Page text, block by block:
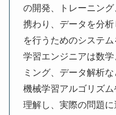
の開発、トレーニン
携わり、データを分
を行うためのシステ
学習エンジニアは数
ミング、データ解析な
機械学習アルゴリズ
理解し、実際の問題